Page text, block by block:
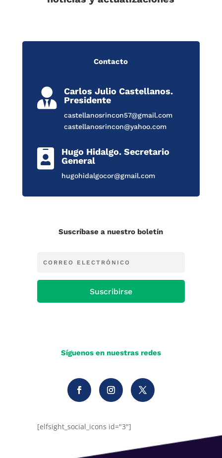
Contacto

Carlos Julio Castellanos.
Presidente
castellanosrincon57@gmail.com
castellanosrincon@yahoo.com

Hugo Hidalgo. Secretario
General
hugohidalgocor@gmail.com
Suscríbase a nuestro boletín
Suscribirse
Síguenos en nuestras redes
[elfsight_social_icons id="3"]